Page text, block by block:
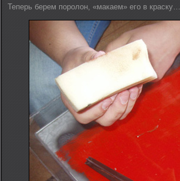
Теперь берем поролон, «макаем» его в краску…